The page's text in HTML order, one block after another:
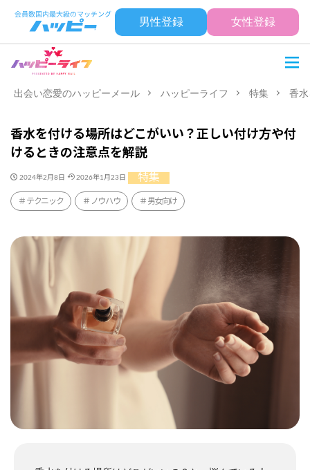
男性登録 女性登録
出会い恋愛のハッピーメール ハッピーライフ 特集 香
香水を付ける場所はどこがいい？正しい付け方や付
けるときの注意点を解説
2024年2月8日 2026年1月23日 特集
テクニック ノウハウ 男女向け